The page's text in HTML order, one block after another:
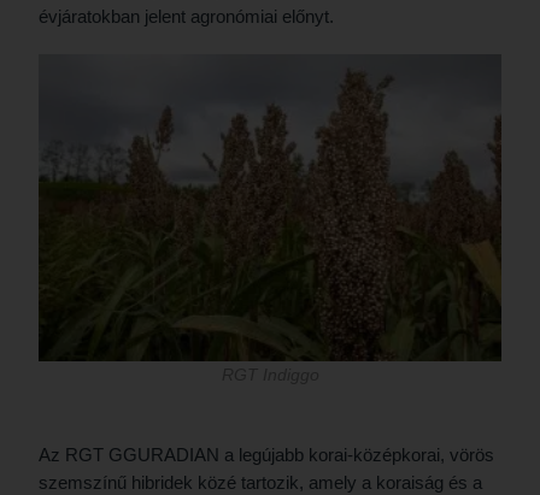
évjáratokban jelent agronómiai előnyt.
Az RGT GGURADIAN a legújabb korai-középkorai, vörös
szemszínű hibridek közé tartozik, amely a koraiság és a